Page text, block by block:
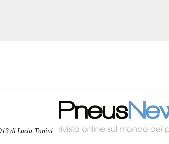
di Lucia Tonini